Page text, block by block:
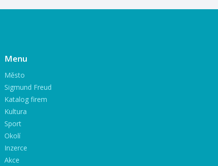
Menu
Město
Sigmund Freud
Katalog firem
Kultura
Sport
Okolí
Inzerce
Akce